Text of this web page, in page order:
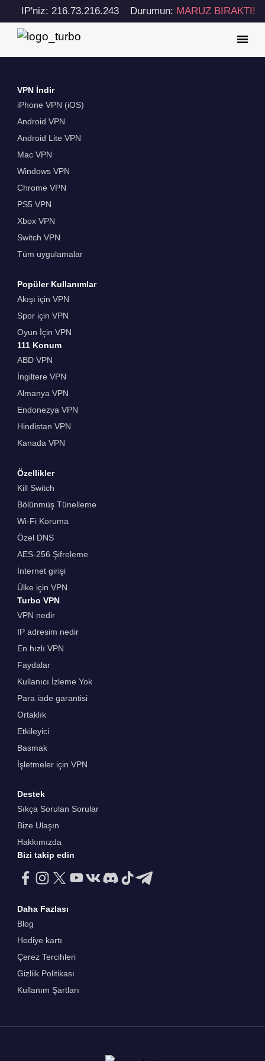
IP'niz: 216.73.216.243 Durumun: MARUZ BIRAKTI!
VPN İndir
iPhone VPN (iOS)
Android VPN
Android Lite VPN
Mac VPN
Windows VPN
Chrome VPN
PS5 VPN
Xbox VPN
Switch VPN
Tüm uygulamalar
Popüler Kullanımlar
Akışı için VPN
Spor için VPN
Oyun İçin VPN
111 Konum
ABD VPN
İngiltere VPN
Almanya VPN
Endonezya VPN
Hindistan VPN
Kanada VPN
Özellikler
Kill Switch
Bölünmüş Tünelleme
Wi-Fi Koruma
Özel DNS
AES-256 Şifreleme
İnternet girişi
Ülke için VPN
Turbo VPN
VPN nedir
IP adresim nedir
En hızlı VPN
Faydalar
Kullanıcı İzleme Yok
Para iade garantisi
Ortaklık
Etkileyici
Basmak
İşletmeler için VPN
Destek
Sıkça Sorulan Sorular
Bize Ulaşın
Hakkımızda
Bizi takip edin
Daha Fazlası
Blog
Hediye kartı
Çerez Tercihleri
Gizliik Politikası
Kullanım Şartları